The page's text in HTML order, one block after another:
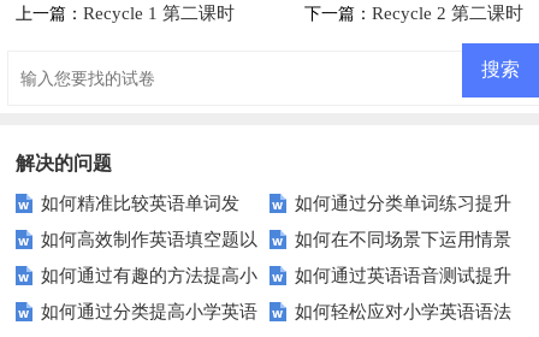
上一篇：Recycle 1 第二课时 下一篇： Recycle 2 第二课时
解决的问题
如何精准比较英语单词发
音？掌握这些技巧事半功倍！
如何通过分类单词练习提升
孩子的词汇量？
如何高效制作英语填空题以
提高学生的学习效果？
如何在不同场景下运用情景
交际英语提升沟通效果？
如何通过有趣的方法提高小
学生的英语听力？
如何通过英语语音测试提升
你的发音准确性？
如何通过分类提高小学英语
如何轻松应对小学英语语法